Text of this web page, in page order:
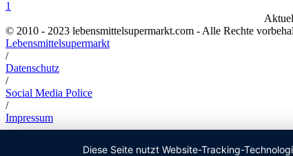
1
© 2010 - 2023 lebensmittelsupermarkt.com - Alle Rechte
Lebensmittelsupermarkt
/
Datenschutz
/
Social Media Police
/
Impressum
Diese Seite nutzt Website-Tracking-